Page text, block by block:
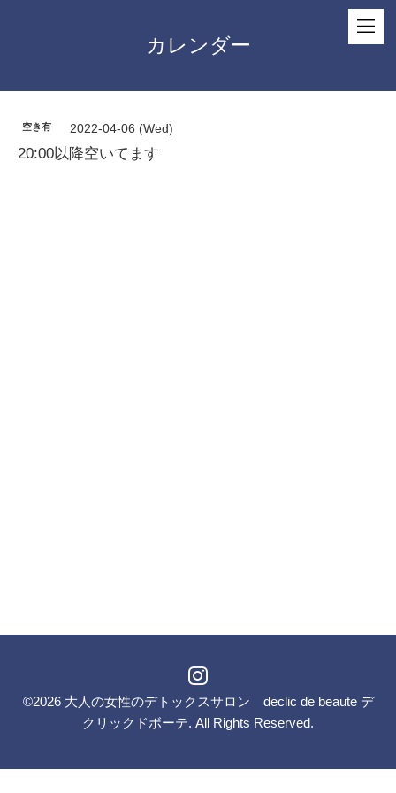
カレンダー
空き有 2022-04-06 (Wed)
20:00以降空いてます
©2026 大人の女性のデトックスサロン declic de beaute デ
クリックドボーテ. All Rights Reserved.